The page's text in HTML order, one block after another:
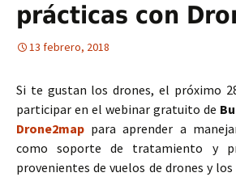
prácticas con
13 febrero, 2018
Si te gustan los drones, el próximo
participar en el webinar gratuito de
Drone2map para aprender a
como soporte de tratamiento y
provenientes de vuelos de drones y